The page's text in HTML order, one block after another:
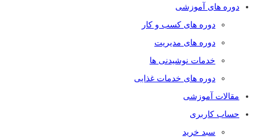
دوره های آموزشی
دوره های کسب و کار
دوره های مدیریت
خدمات نوشیدنی ها
دوره های خدمات غذایی
مقالات آموزشی
حساب کاربری
سبد خرید